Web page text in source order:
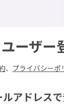
ユーザー
、 プライバシーポ
ルアドレス